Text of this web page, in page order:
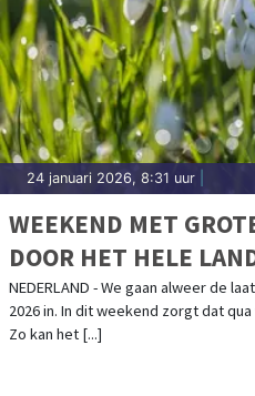
24 januari 2026, 8:31 uur
WEEKEND MET
DOOR HET HELE
GELEIDELIJK WAT
WEEK JANUARI
NEDERLAND - We gaan alweer de
2026 in. In dit weekend zorgt dat
Zo kan het [...]